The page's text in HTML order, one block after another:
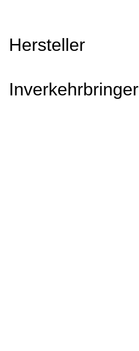
Hersteller
Inverkehrbringer